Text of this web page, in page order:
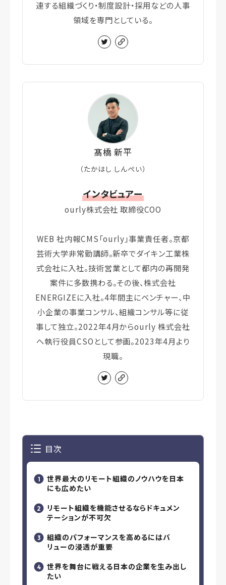
連する組織づくり・制度設計・採用などの人事
領域を専門としている。
髙橋 新平
（たかはし しんぺい）
インタビュアー
ourly株式会社 取締役COO
WEB 社内報CMS「ourly」事業責任者。京都
芸術大学非常勤講師。新卒でダイキン工業株
式会社に入社。技術営業として都内の再開発
案件に多数携わる。その後、株式会社
ENERGIZEに入社。4年間主にベンチャー、中
小企業の事業コンサル、組織コンサル等に従
事して独立。2022年4月からourly 株式会社
へ執行役員CSOとして参画。2023年4月より
現職。
目次
世界最大のリモート組織のノウハウを日本
にも広めたい
リモート組織を機能させるならドキュメン
テーションが不可欠
組織のパフォーマンスを高めるにはバ
リューの浸透が重要
世界を舞台に戦える日本の企業を生み出し
たい